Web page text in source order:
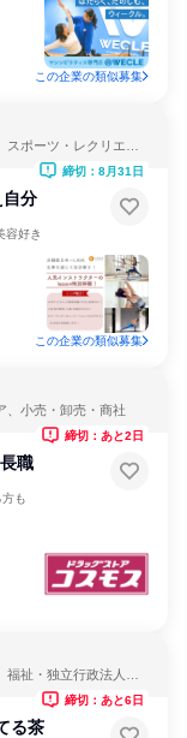
この企業の類似募集
ポーツ・レクリエー
自分
容好き
締切：8月31日
この企業の類似募集
、小売・卸売・商社
職
も
締切：あと2日
祉・独立行政法人・
る茶
締切：あと6日